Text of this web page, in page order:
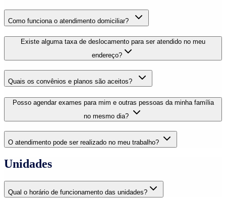
Como funciona o atendimento domiciliar?
Existe alguma taxa de deslocamento para ser atendido no meu
endereço?
Quais os convênios e planos são aceitos?
Posso agendar exames para mim e outras pessoas da minha família
no mesmo dia?
O atendimento pode ser realizado no meu trabalho?
Unidades
Qual o horário de funcionamento das unidades?